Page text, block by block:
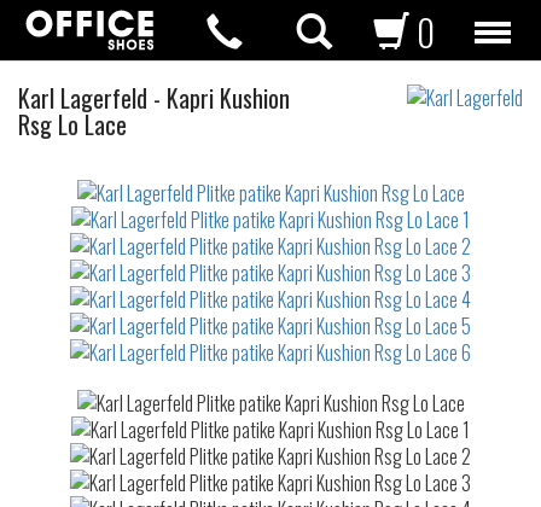
0
Karl Lagerfeld Plitke
patike
- Kapri Kushion
Rsg Lo Lace
waterproof
waterrepellent